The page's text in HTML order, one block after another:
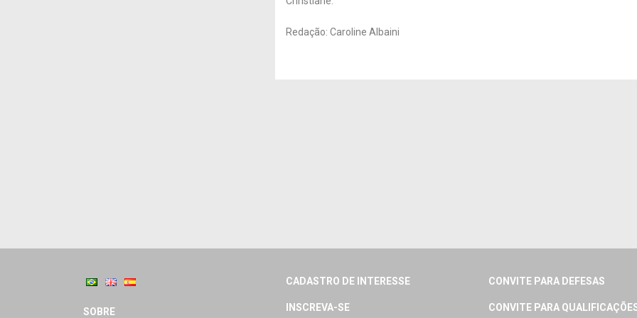
Redação: Caroline Albaini
SOBRE
CADASTRO DE INTERESSE
INSCREVA-SE
CONVITE PARA DEFESAS
CONVITE PARA